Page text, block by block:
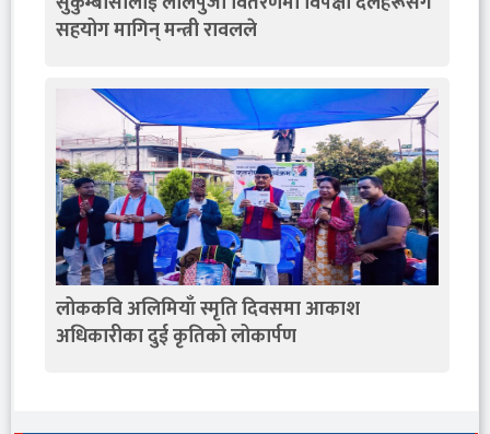
सहयोग मागिन् मन्त्री रावलले
लोककवि अलिमियाँ स्मृति दिवसमा आकाश
अधिकारीका दुई कृतिको लोकार्पण